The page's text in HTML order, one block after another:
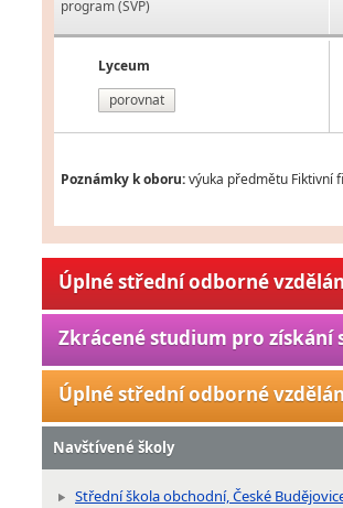
program (ŠVP)
Lyceum
porovnat
Poznámky k oboru:výuka předmětu Fiktivní
Úplné střední odborné
Zkrácené studium pro
Úplné střední odborné
Navštívené školy
Střední škola obchodní, České